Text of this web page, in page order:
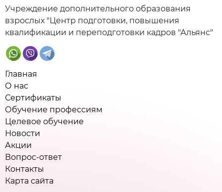
Учреждение дополнительного образования
взрослых "Центр подготовки, повышения
квалификации и переподготовки кадров "Альянс"
Главная
О нас
Сертификаты
Обучение профессиям
Целевое обучение
Новости
Акции
Вопрос-ответ
Контакты
Карта сайта